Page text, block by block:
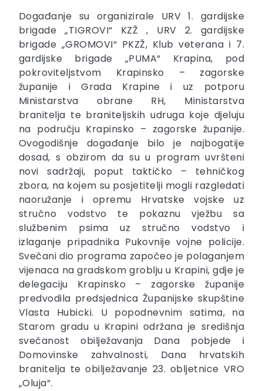
Događanje su organizirale URV 1. gardijske
brigade „TIGROVI“ KZŽ , URV 2. gardijske
brigade „GROMOVI“ PKZŽ, Klub veterana i 7.
gardijske brigade „PUMA“ Krapina, pod
pokroviteljstvom Krapinsko – zagorske
županije i Grada Krapine i uz potporu
Ministarstva obrane RH, Ministarstva
branitelja te braniteljskih udruga koje djeluju
na području Krapinsko – zagorske županije.
Ovogodišnje događanje bilo je najbogatije
dosad, s obzirom da su u program uvršteni
novi sadržaji, poput taktičko – tehničkog
zbora, na kojem su posjetitelji mogli razgledati
naoružanje i opremu Hrvatske vojske uz
stručno vodstvo te pokaznu vježbu sa
službenim psima uz stručno vodstvo i
izlaganje pripadnika Pukovnije vojne policije.
Svečani dio programa započeo je polaganjem
vijenaca na gradskom groblju u Krapini, gdje je
delegaciju Krapinsko – zagorske županije
predvodila predsjednica Županijske skupštine
Vlasta Hubicki. U popodnevnim satima, na
Starom gradu u Krapini održana je središnja
svečanost obilježavanja Dana pobjede i
Domovinske zahvalnosti, Dana hrvatskih
branitelja te obilježavanje 23. obljetnice VRO
„Oluja“.